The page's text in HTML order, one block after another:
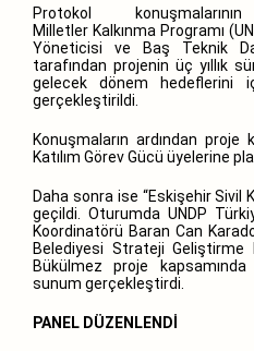
Protokol
Milletler Kalkınma Programı
Yöneticisi ve Baş Teknik
tarafından projenin üç yıllık
gelecek dönem hedeflerini
gerçekleştirildi.
Konuşmaların ardından proje
Katılım Görev Gücü üyelerine
Daha sonra ise “Eskişehir Sivil
geçildi. Oturumda UNDP
Koordinatörü Baran Can
Belediyesi Strateji Geliştirme
Bükülmez proje
sunum gerçekleştirdi.
PANEL DÜZENLENDİ